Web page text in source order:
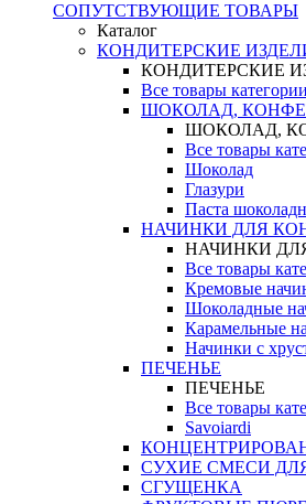
СОПУТСТВУЮЩИЕ ТОВАРЫ
Каталог
КОНДИТЕРСКИЕ
КОНДИТЕРСКИЕ
Все товары категории
ШОКОЛАД,
ШОКОЛАД,
Все товары
Шоколад
Глазури
Паста
НАЧИНКИ ДЛЯ
НАЧИНКИ
Все товары
Кремовые
Шоколадные
Карамельные
Начинки с
ПЕЧЕНЬЕ
ПЕЧЕНЬЕ
Все товары
Savoiardi
СУХИЕ СМЕСИ
СГУЩЕНКА